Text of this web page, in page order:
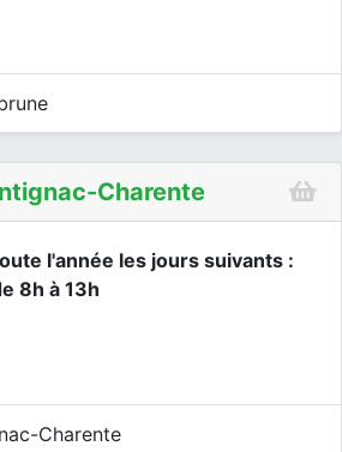
Charente
l'année les jours suivants :
8h à 13h
Charente